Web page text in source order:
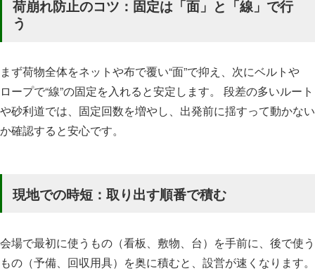
荷崩れ防止のコツ：固定は「面」と「線」で行
う
まず荷物全体をネットや布で覆い“面”で抑え、次にベルトや
ロープで“線”の固定を入れると安定します。 段差の多いルート
や砂利道では、固定回数を増やし、出発前に揺すって動かない
か確認すると安心です。
現地での時短：取り出す順番で積む
会場で最初に使うもの（看板、敷物、台）を手前に、後で使う
もの（予備、回収用具）を奥に積むと、設営が速くなります。